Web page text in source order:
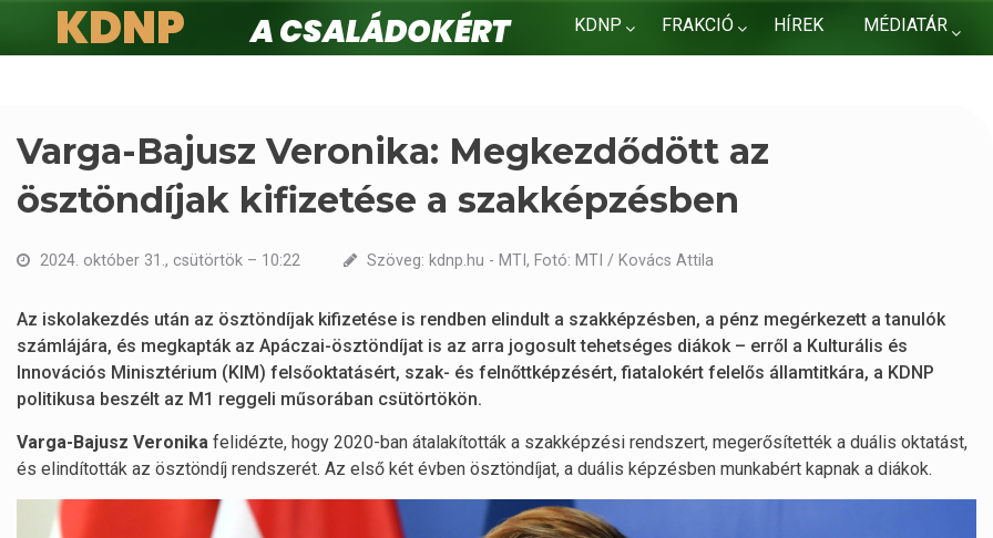
KDNP FRAKCIÓ HÍREK MÉDIATÁR
KDNP
A családokért.
Varga-Bajusz Veronika: Megkezdődött az
ösztöndíjak kifizetése a szakképzésben
2024. október 31., csütörtök – 10:22 Szöveg: kdnp.hu - MTI, Fotó: MTI / Kovács Attila
Az iskolakezdés után az ösztöndíjak kifizetése is rendben elindult a szakképzésben, a pénz megérkezett a tanulók
számlájára, és megkapták az Apáczai-ösztöndíjat is az arra jogosult tehetséges diákok – erről a Kulturális és
Innovációs Minisztérium (KIM) felsőoktatásért, szak- és felnőttképzésért, fiatalokért felelős államtitkára, a KDNP
politikusa beszélt az M1 reggeli műsorában csütörtökön.
Varga-Bajusz Veronika felidézte, hogy 2020-ban átalakították a szakképzési rendszert, megerősítették a duális oktatást,
és elindították az ösztöndíj rendszerét. Az első két évben ösztöndíjat, a duális képzésben munkabért kapnak a diákok.